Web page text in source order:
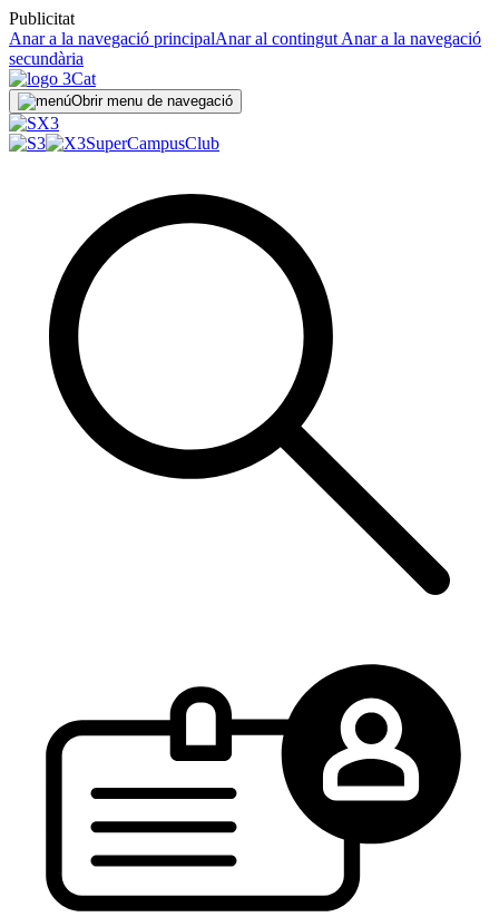
Publicitat
Anar a la navegació principalAnar al contingut Anar a la navegació
secundària
Obrir menu de navegació
SuperCampusClub